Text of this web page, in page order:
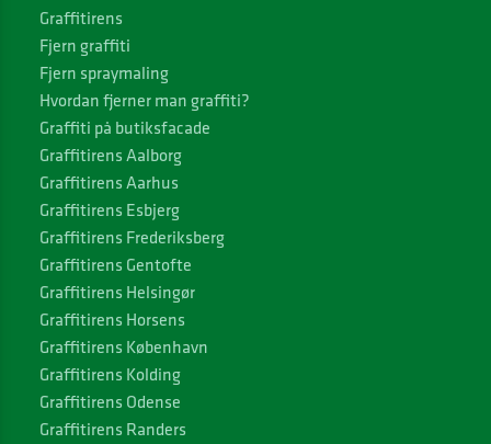
Graffitirens
Fjern graffiti
Fjern spraymaling
Hvordan fjerner man graffiti?
Graffiti på butiksfacade
Graffitirens Aalborg
Graffitirens Aarhus
Graffitirens Esbjerg
Graffitirens Frederiksberg
Graffitirens Gentofte
Graffitirens Helsingør
Graffitirens Horsens
Graffitirens København
Graffitirens Kolding
Graffitirens Odense
Graffitirens Randers